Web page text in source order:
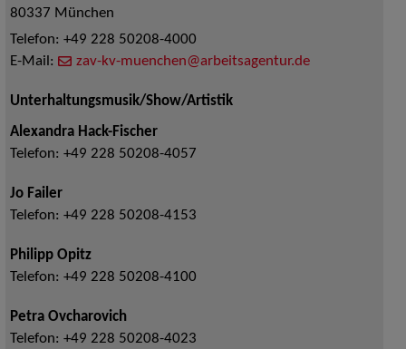
80337 München
Telefon: +49 228 50208-4000
E-Mail:
zav-kv-muenchen@arbeitsagentur.de
Unterhaltungsmusik/Show/Artistik
Alexandra Hack-Fischer
Telefon: +49 228 50208-4057
Jo Failer
Telefon: +49 228 50208-4153
Philipp Opitz
Telefon: +49 228 50208-4100
Petra Ovcharovich
Telefon: +49 228 50208-4023